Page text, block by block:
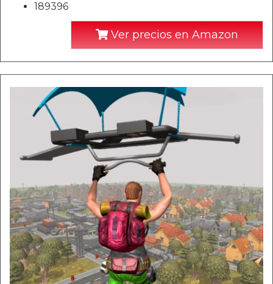
189396
Ver precios en Amazon